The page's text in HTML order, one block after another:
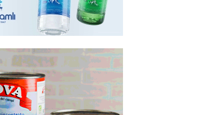
Strateji Müdafiə Sazişi”nin
nədir? -ŞƏRH
klubuna keçən Kamil
oynamaq istəyir
- 16:15 268